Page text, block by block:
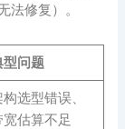
法修复）。
型问题
选型错误、
宽估算不足